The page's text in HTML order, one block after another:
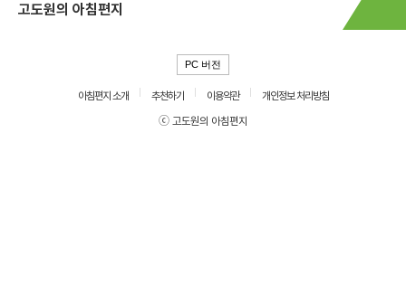
고도원의 아침편지
PC 버전
아침편지 소개 추천하기 이용약관
개인정보 처리방침
ⓒ 고도원의 아침편지